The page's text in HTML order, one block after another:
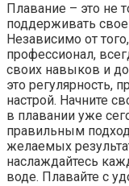
Плавание – это не
поддерживать
Независимо от
профессионал,
своих навыков и
это регулярность,
настрой. Начните
в плавании уже
правильным
желаемых
наслаждайтесь
воде. Плавайте с